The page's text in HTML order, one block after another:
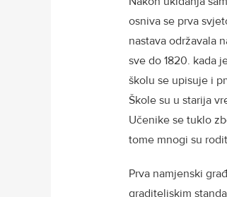
osniva se prva
nastava održavala
sve do 1820. kada
školu se upisuje i
Škole su u starija
Učenike se tuklo
tome mnogi su
Prva namjenski
graditeljskim